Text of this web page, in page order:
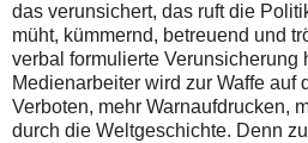
das verunsichert, das ruft die
müht, kümmernd, betreuend und
verbal formulierte Verunsicherung
Medienarbeiter wird zur Waffe auf
Verboten, mehr Warnaufdrucken,
durch die Weltgeschichte. Denn